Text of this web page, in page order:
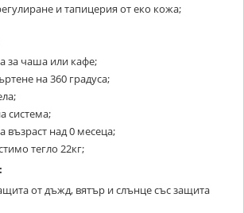
и тапицерия от еко кожа;
за чаша или кафе;
на 360 градуса;
система;
възраст над 0 месеца;
тегло 22кг;
от дъжд, вятър и слънце със защита